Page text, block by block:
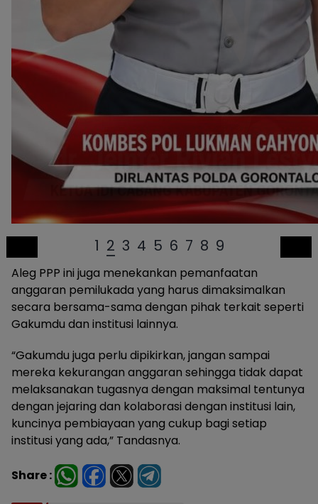
1 2 3 4 5 6 7 8 9
Aleg PPP ini juga menekankan pemanfaatan
anggaran pemilukada yang harus dimaksimalkan
secara bersama-sama dengan pihak terkait seperti
Gakumdu dan institusi lainnya.
“Gakumdu juga perlu dipikirkan, jangan sampai
mereka kekurangan anggaran sehingga tidak dapat
melaksanakan tugasnya dengan maksimal tentunya
dengan jejaring dan kolaborasi dengan institusi lain,
kuncinya pembiayaan yang cukup bagi setiap
institusi yang ada,” Tandasnya.
Share :